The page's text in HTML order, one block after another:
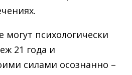
психологически
21 года и
силами осознанно –